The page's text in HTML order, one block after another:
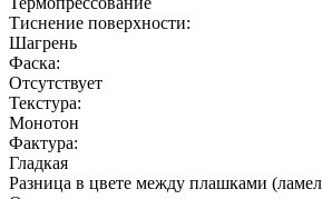
Тиснение поверхности:
Шагрень
Фаска:
Отсутствует
Текстура:
Монотон
Фактура:
Гладкая
Разница в цвете между плашками